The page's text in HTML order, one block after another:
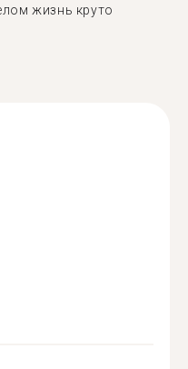
жизнь круто